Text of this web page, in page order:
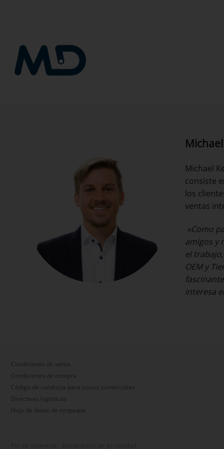
Michael
consiste
los
ventas
«Como
amigos y
el
OEM y
interesa
Condiciones de venta
Condiciones de compra
Código de conducta para socios comerciales
Directivas logísticas
Hoja de datos de empaque